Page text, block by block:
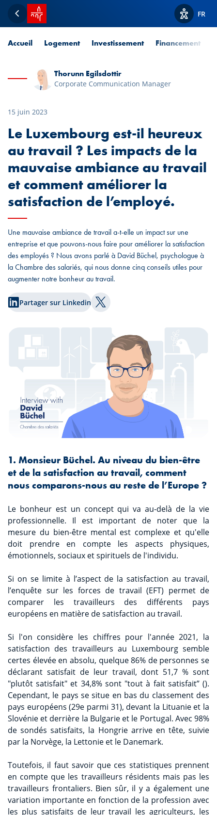
Retour
Accueil SPUERKEESS
Afficher
FR
Accueil Logement Investissement Financement
Thorunn Egilsdottir
Corporate Communication Manager
15 juin 2023
Le Luxembourg est-il heureux
au travail ? Les impacts de la
mauvaise ambiance au travail
et comment améliorer la
satisfaction de l’employé.
Une mauvaise ambiance de travail a-t-elle un impact sur une
entreprise et que pouvons-nous faire pour améliorer la satisfaction
des employés ? Nous avons parlé à David Büchel, psychologue à
la Chambre des salariés, qui nous donne cinq conseils utiles pour
augmenter notre bonheur au travail.
Partager sur Linkedin Partager sur Twitter
1. Monsieur Büchel. Au niveau du bien-être
et de la satisfaction au travail, comment
nous comparons-nous au reste de l’Europe ?
Le bonheur est un concept qui va au-delà de la vie
professionnelle. Il est important de noter que la
mesure du bien-être mental est complexe et qu'elle
doit prendre en compte les aspects physiques,
émotionnels, sociaux et spirituels de l'individu.
Si on se limite à l’aspect de la satisfaction au travail,
l’enquête sur les forces de travail (EFT) permet de
comparer les travailleurs des différents pays
européens en matière de satisfaction au travail.
Si l'on considère les chiffres pour l'année 2021, la
satisfaction des travailleurs au Luxembourg semble
certes élevée en absolu, quelque 86% de personnes se
déclarant satisfait de leur travail, dont 51,7 % sont
"plutôt satisfait" et 34,8% sont "tout à fait satisfait” ().
Cependant, le pays se situe en bas du classement des
pays européens (29e parmi 31), devant la Lituanie et la
Slovénie et derrière la Bulgarie et le Portugal. Avec 98%
de sondés satisfaits, la Hongrie arrive en tête, suivie
par la Norvège, la Lettonie et le Danemark.
Toutefois, il faut savoir que ces statistiques prennent
en compte que les travailleurs résidents mais pas les
travailleurs frontaliers. Bien sûr, il y a également une
variation importante en fonction de la profession avec
les plus satisfaits de leur travail les agriculteurs, les